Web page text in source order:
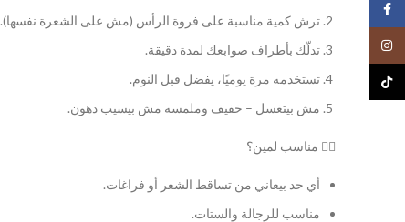
ترش كمية مناسبة على فروة الرأس (مش على الشعرة نفسها).
تدلّك بأطراف صوابعك لمدة دقيقة.
تستخدمه مرة يوميًا، يفضل قبل النوم.
مش بيتغسل – خفيف وملمسه مش بيسيب دهون.
🧑‍⚕️ مناسب لمين؟
أي حد بيعاني من تساقط الشعر أو فراغات.
مناسب للرجالة والستات.
Instagram
TikTok